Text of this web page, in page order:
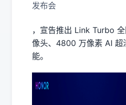
发布会
，宣告推出 Link Turbo
像头、4800 万像素 AI 超
能。